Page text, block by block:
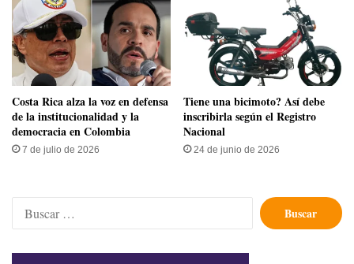
Costa Rica alza la voz en defensa
de la institucionalidad y la
democracia en Colombia
7 de julio de 2026
Tiene una bicimoto? Así debe
inscribirla según el Registro
Nacional
24 de junio de 2026
Buscar: